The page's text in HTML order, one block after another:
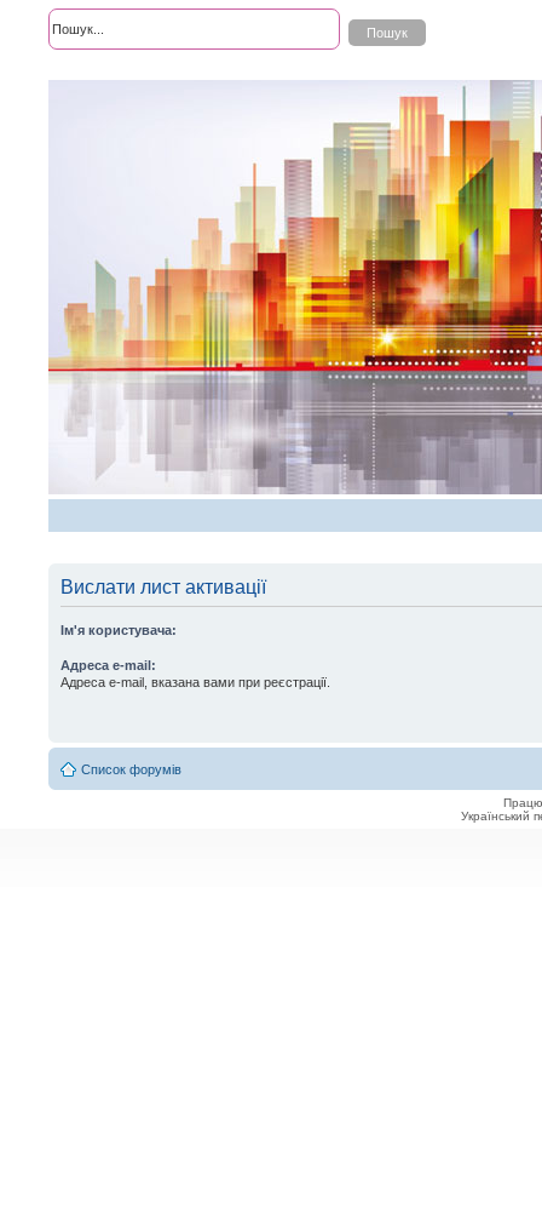
Вислати лист активації
Ім'я користувача:
Адреса e-mail:
Адреса e-mail, вказана вами при реєстрації.
Список форумів
Український